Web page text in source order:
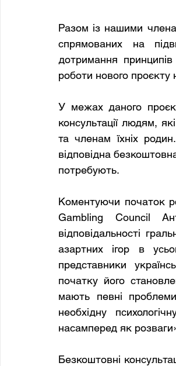
Разом із нашими
спрямованих на
дотримання
роботи нового проєкту
У межах даного
консультації людям,
та членам їхніх
відповідна
потребують.
Коментуючи початок
Gambling Council
відповідальності
азартних ігор в
представники
початку його
мають певні
необхідну
насамперед як
Безкоштовні